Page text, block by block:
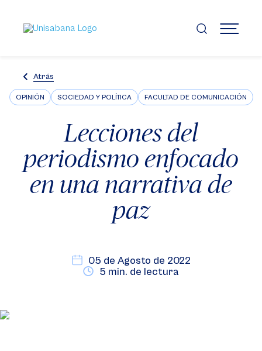
contenido
principal
MENÚ
Atrás
OPINIÓN SOCIEDAD Y POLÍTICA FACULTAD DE COMUNICACIÓN
Lecciones del
periodismo enfocado
en una narrativa de
paz
05 de Agosto de 2022
5 min. de lectura